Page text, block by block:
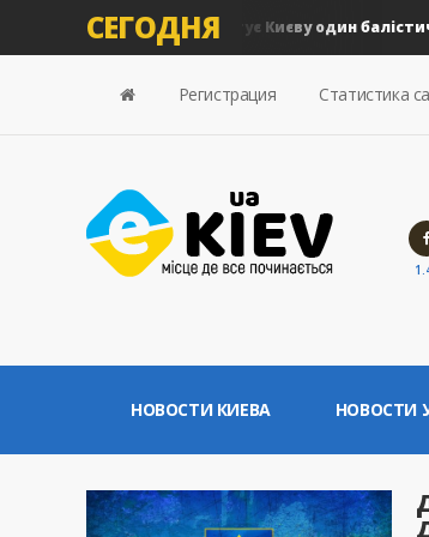
СЕГОДНЯ
грн збитків: скільки коштує Києву один
Регистрация Статистика
НОВОСТИ КИЕВА НОВОСТИ